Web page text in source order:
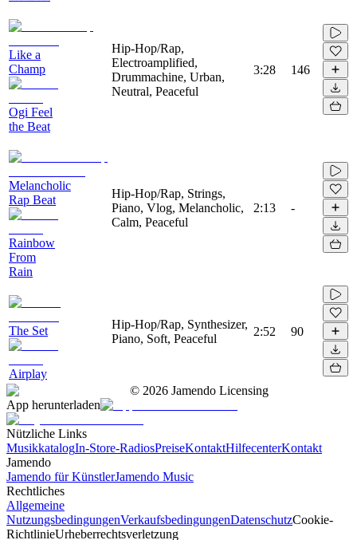
Like a
Champ
Ogi Feel
the Beat
Hip-Hop/Rap,
Electroamplified,
Drummachine, Urban,
Neutral, Peaceful
3:28 146
Melancholic
Rap Beat
Rainbow
From
Rain
Hip-Hop/Rap, Strings,
Piano, Vlog, Melancholic,
Calm, Peaceful
2:13 -
The Set
Airplay
Hip-Hop/Rap, Synthesizer,
Piano, Soft, Peaceful
2:52 90
© 2026 Jamendo Licensing
App herunterladen
Nützliche Links
MusikkatalogIn-Store-RadiosPreiseKontaktHilfecenterKontakt
Jamendo
Jamendo für KünstlerJamendo Music
Rechtliches
Allgemeine
NutzungsbedingungenVerkaufsbedingungenDatenschutzCookie-
RichtlinieUrheberrechtsverletzung